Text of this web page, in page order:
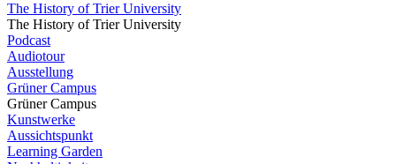
The History of Trier University
The History of Trier University
Podcast
Audiotour
Ausstellung
Grüner Campus
Grüner Campus
Kunstwerke
Aussichtspunkt
Learning Garden